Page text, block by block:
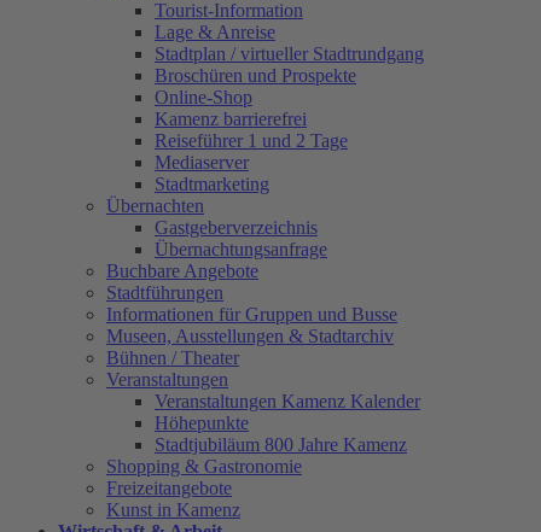
Tourist-Information
Lage & Anreise
Stadtplan / virtueller Stadtrundgang
Broschüren und Prospekte
Online-Shop
Kamenz barrierefrei
Reiseführer 1 und 2 Tage
Mediaserver
Stadtmarketing
Übernachten
Gastgeberverzeichnis
Übernachtungsanfrage
Buchbare Angebote
Stadtführungen
Informationen für Gruppen und Busse
Museen, Ausstellungen & Stadtarchiv
Bühnen / Theater
Veranstaltungen
Veranstaltungen Kamenz Kalender
Höhepunkte
Stadtjubiläum 800 Jahre Kamenz
Shopping & Gastronomie
Freizeitangebote
Kunst in Kamenz